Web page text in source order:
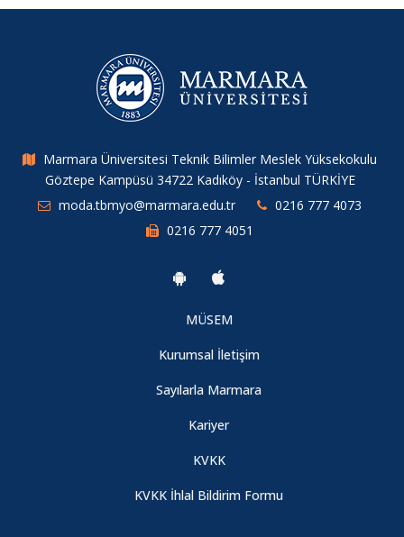
Marmara Üniversitesi Teknik Bilimler Meslek Yüksekokulu
Göztepe Kampüsü 34722 Kadıköy - İstanbul TÜRKİYE
moda.tbmyo@marmara.edu.tr
0216 777 4073
0216 777 4051
MÜSEM
Kurumsal İletişim
Sayılarla Marmara
Kariyer
KVKK
KVKK İhlal Bildirim Formu